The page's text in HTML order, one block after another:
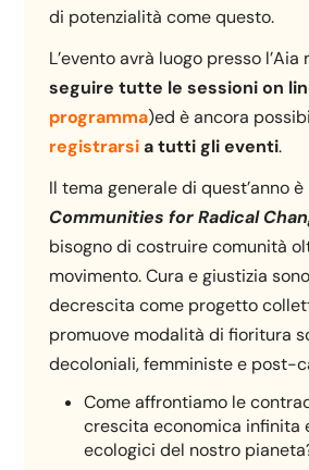
di potenzialità come questo.
L’evento avrà luogo presso l’Aia
seguire tutte le sessioni on
programma)ed è ancora
registrarsia tutti gli eventi.
Il tema generale di quest’anno è
Communities for Radical
bisogno di costruire comunità
movimento. Cura e giustizia
decrescita come progetto
promuove modalità di fioritura
decoloniali, femministe e post-
Come affrontiamo le
crescita economica infinita
ecologici del nostro